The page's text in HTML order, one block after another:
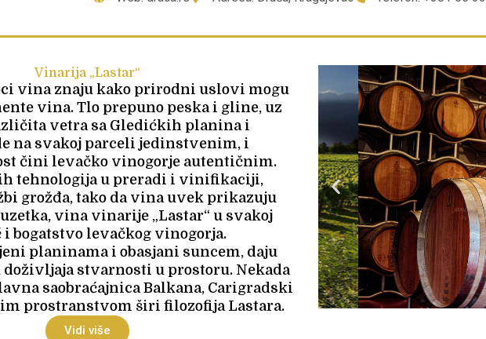
Vinarija „Lastar“
vina znaju kako prirodni uslovi mogu
vina. Tlo prepuno peska i gline, uz
vetra sa Gledićkih planina i
na svakoj parceli jedinstvenim, i
čini levačko vinogorje autentičnim.
tehnologija u preradi i vinifikaciji,
grožđa, tako da vina uvek prikazuju
vina vinarije „Lastar“ u svakoj
i bogatstvo levačkog vinogorja.
planinama i obasjani suncem, daju
stvarnosti u prostoru. Nekada
saobraćajnica Balkana, Carigradski
prostranstvom širi filozofija Lastara.
Vidi više